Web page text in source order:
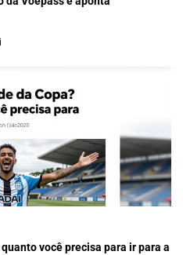
você precisa para ir para a